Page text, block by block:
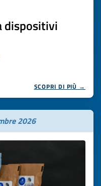
dispositivi
SCOPRI DI PIÙ →
2026